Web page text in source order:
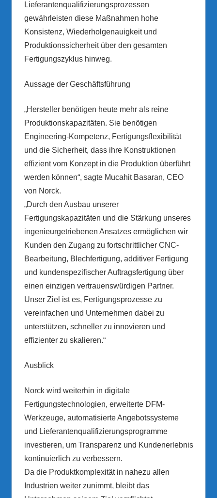
Lieferantenqualifizierungsprozessen
gewährleisten diese Maßnahmen hohe
Konsistenz, Wiederholgenauigkeit und
Produktionssicherheit über den gesamten
Fertigungszyklus hinweg.
Aussage der Geschäftsführung
„Hersteller benötigen heute mehr als reine
Produktionskapazitäten. Sie benötigen
Engineering-Kompetenz, Fertigungsflexibilität
und die Sicherheit, dass ihre Konstruktionen
effizient vom Konzept in die Produktion überführt
werden können“, sagte Mucahit Basaran, CEO
von Norck.
„Durch den Ausbau unserer
Fertigungskapazitäten und die Stärkung unseres
ingenieurgetriebenen Ansatzes ermöglichen wir
Kunden den Zugang zu fortschrittlicher CNC-
Bearbeitung, Blechfertigung, additiver Fertigung
und kundenspezifischer Auftragsfertigung über
einen einzigen vertrauenswürdigen Partner.
Unser Ziel ist es, Fertigungsprozesse zu
vereinfachen und Unternehmen dabei zu
unterstützen, schneller zu innovieren und
effizienter zu skalieren.“
Ausblick
Norck wird weiterhin in digitale
Fertigungstechnologien, erweiterte DFM-
Werkzeuge, automatisierte Angebotssysteme
und Lieferantenqualifizierungsprogramme
investieren, um Transparenz und Kundenerlebnis
kontinuierlich zu verbessern.
Da die Produktkomplexität in nahezu allen
Industrien weiter zunimmt, bleibt das